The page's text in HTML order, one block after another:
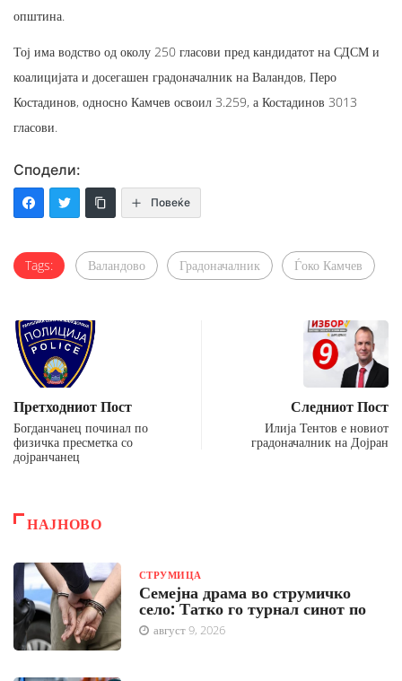
општина.
Тој има водство од околу 250 гласови пред кандидатот на СДСМ и
коалицијата и досегашен градоначалник на Валандов, Перо
Костадинов, односно Камчев освоил 3.259, а Костадинов 3013
гласови.
Сподели:
Повеќе
Tags: Валандово Градоначалник Ѓоко Камчев
Претходниот Пост
Богданчанец починал по
физичка пресметка со
дојранчанец
Следниот Пост
Илија Тентов е новиот
градоначалник на Дојран
НАЈНОВО
СТРУМИЦА
Семејна драма во струмичко
село: Татко го турнал синот по
август 9, 2026